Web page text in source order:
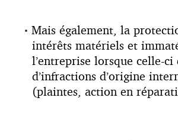
Mais également, la
intérêts matériels et
l’entreprise lorsque celle-
d’infractions d’origine
(plaintes, action en